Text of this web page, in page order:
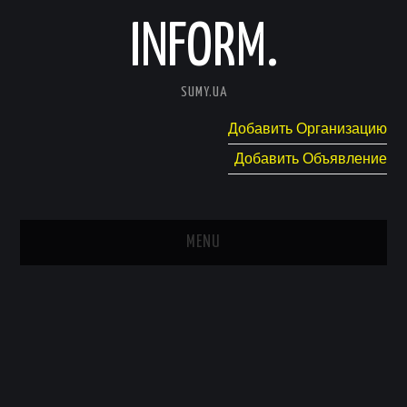
INFORM.
SUMY.UA
Добавить Организацию
Добавить Объявление
MENU